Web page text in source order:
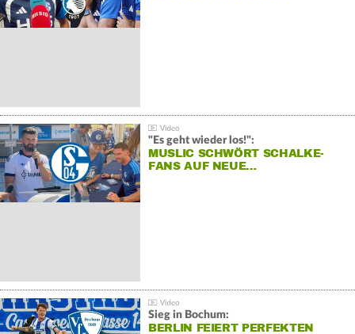
"Es geht wieder los!":
MUSLIC SCHWÖRT SCHALKE-
FANS AUF NEUE…
Sieg in Bochum:
BERLIN FEIERT PERFEKTEN